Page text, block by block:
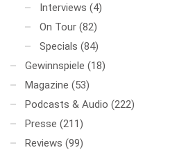
Interviews (4)
On Tour (82)
Specials (84)
Gewinnspiele (18)
Magazine (53)
Podcasts & Audio (222)
Presse (211)
Reviews (99)